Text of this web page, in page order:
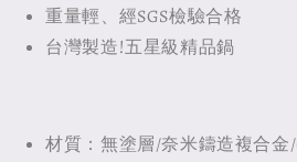
重量輕、經SGS檢驗合格
台灣製造!五星級精品鍋
材質：無塗層/奈米鑄造複合金